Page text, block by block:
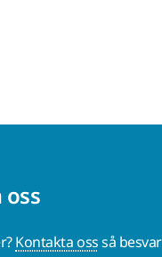
Kontakta ossså